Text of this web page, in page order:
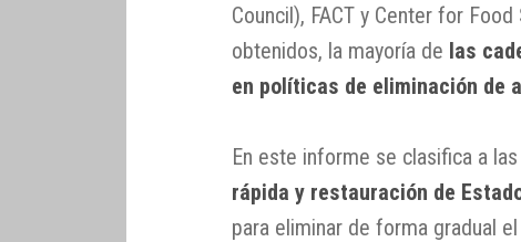
Council), FACT y Center for
obtenidos, la mayoría de las
en políticas de eliminación de
En este informe se clasifica a las
rápida y restauración de
para eliminar de forma gradual